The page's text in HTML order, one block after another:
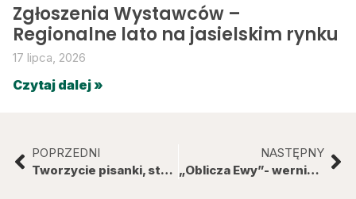
Zgłoszenia Wystawców –
Regionalne lato na jasielskim rynku
17 lipca, 2026
Czytaj dalej »
POPRZEDNI
Tworzycie pisanki, stroiki, hafty, ozdoby świąteczne? Pieczecie domowe baby, mazurki i przygotowujecie regionalne specjały? Szukamy właśnie Was!
NASTĘPNY
„Oblicza Ewy”- wernisaż i wystawa malarstwa Anny Lewińskiej w Muzeum Regionalnym w Jaśle